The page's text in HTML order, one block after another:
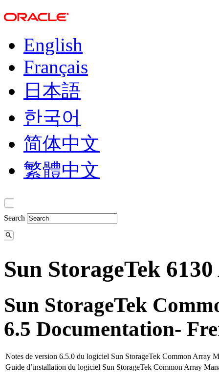
English
Français
日本語
한국어
简体中文
繁體中文
Search
Sun StorageTek
Sun StorageTek
6.5 Documentation-
Notes de version 6.5.0 du logiciel Sun StorageTek Common Array
Guide d’installation du logiciel Sun StorageTek Common Array